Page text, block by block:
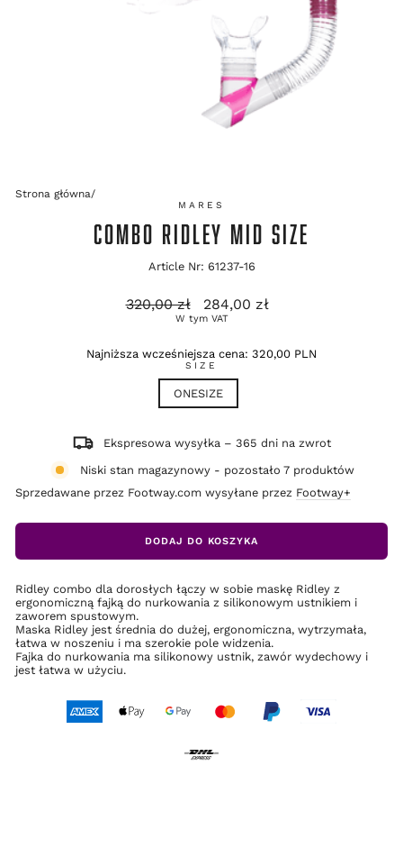
Strona główna/
MARES
COMBO RIDLEY MID SIZE
Article Nr: 61237-16
Cena
regularna
320,00 zł
Cena
promocyjna
284,00 zł
W tym VAT
Najniższa wcześniejsza cena: 320,00 PLN
SIZE
ONESIZE
Ekspresowa wysyłka – 365 dni na zwrot
Niski stan magazynowy - pozostało 7 produktów
Sprzedawane przez Footway.com wysyłane przez Footway+
DODAJ DO KOSZYKA
Ridley combo dla dorosłych łączy w sobie maskę Ridley z
ergonomiczną fajką do nurkowania z silikonowym ustnikiem i
zaworem spustowym.
Maska Ridley jest średnia do dużej, ergonomiczna, wytrzymała,
łatwa w noszeniu i ma szerokie pole widzenia.
Fajka do nurkowania ma silikonowy ustnik, zawór wydechowy i
jest łatwa w użyciu.